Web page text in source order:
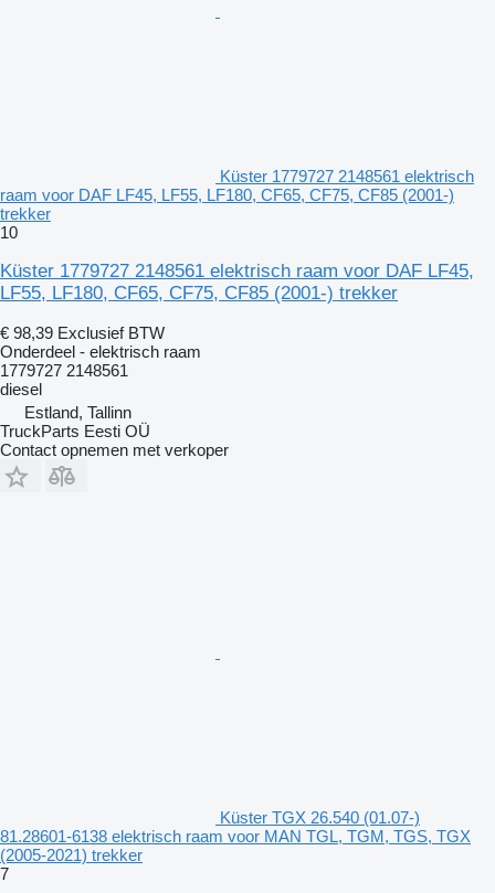
Küster 1779727 2148561 elektrisch
raam voor DAF LF45, LF55, LF180, CF65, CF75, CF85 (2001-)
trekker
10
Küster 1779727 2148561 elektrisch raam voor DAF LF45,
LF55, LF180, CF65, CF75, CF85 (2001-) trekker
€ 98,39 Exclusief BTW
Onderdeel - elektrisch raam
1779727 2148561
diesel
Estland, Tallinn
TruckParts Eesti OÜ
Contact opnemen met verkoper
Küster TGX 26.540 (01.07-)
81.28601-6138 elektrisch raam voor MAN TGL, TGM, TGS, TGX
(2005-2021) trekker
7